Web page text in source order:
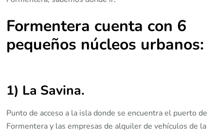
Formentera cuenta con 6
pequeños núcleos urbanos:
1) La Savina.
Punto de acceso a la isla donde se encuentra el puerto de
Formentera y las empresas de alquiler de vehículos de la